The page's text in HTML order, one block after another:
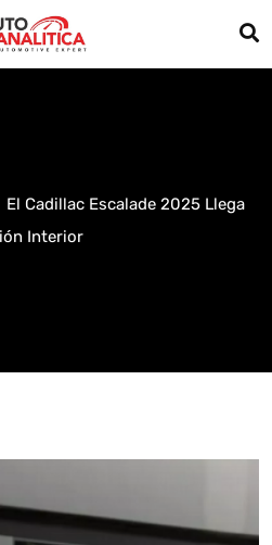
El Cadillac Escalade 2025 Llega
Interior